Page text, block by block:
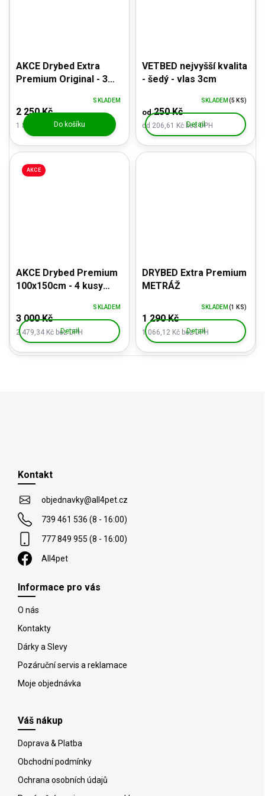
AKCE Drybed Extra
Premium Original - 3
1 859,50 Kč bez DPH
2 250 Kč
SKLADEM
Do košíku
VETBED nejvyšší kvalita
- šedý - vlas 3cm
od 206,61 Kč bez DPH
od250 Kč
SKLADEM (5 KS)
Detail
AKCE
AKCE Drybed Premium
100x150cm - 4 kusy
2 479,34 Kč bez DPH
3 000 Kč
SKLADEM
Detail
DRYBED Extra Premium
METRÁŽ
1 066,12 Kč bez DPH
1 290 Kč
SKLADEM (1 KS)
Detail
Kontakt
objednavky@all4pet.cz
739 461 536 (8 - 16:00)
777 849 955 (8 - 16:00)
All4pet
Informace pro vás
O nás
Kontakty
Dárky a Slevy
Pozáruční servis a reklamace
Moje objednávka
Váš nákup
Doprava & Platba
Obchodní podmínky
Ochrana osobních údajů